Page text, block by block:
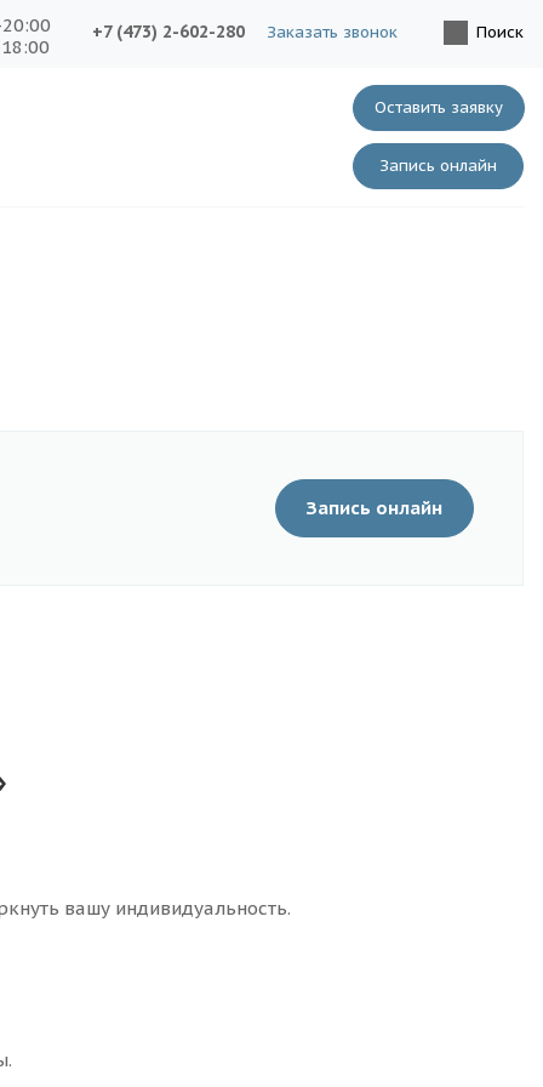
Поиск
+7 (473) 2-602-280 Заказать звонок
Оставить заявку
Запись онлайн
Запись онлайн
вашу индивидуальность.